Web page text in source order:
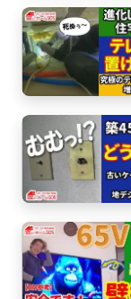
企業情報・自己紹
■ホームSOSと申
埼玉・南部エリア
として年間2,000
各メジャーな紹介
当店是非へアクセ
■ご連絡は下記の
※連絡前に必ず
⇒https://
①当社公式Lineア
②フリーダイヤル
③メール：
経歴・資格
すね。
そのツールもな
ルを好んで使っ
新しい最先端技
ぐらいから日本
ローンの独自開
やCMをお茶の
ろいろなアイド
あるんですよ。
チャンネルの概
だったものです
どは、もの心着
備の施工技術
もう人生は折り